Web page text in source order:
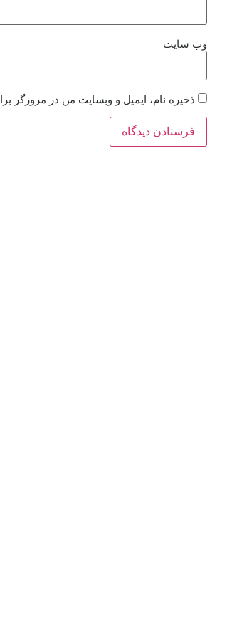
وب‌ سایت
ذخیره نام، ایمیل و وبسایت من در مرورگر